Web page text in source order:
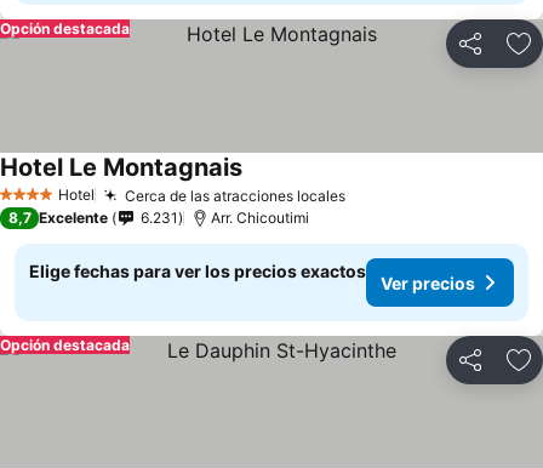
Compartir
Opción destacada
4 EstrellasHotel Cerca de las atracciones locales
Hotel Le Montagnais
8,7 Excelente 6.231 Arr. Chicoutimi
Elige fechas para ver los precios exactos
Ver precios
Compartir
Opción destacada